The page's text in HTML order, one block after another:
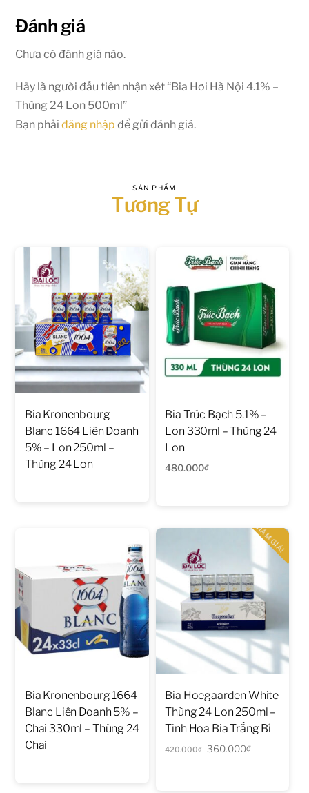
Đánh giá
Chưa có đánh giá nào.
Hãy là người đầu tiên nhận xét “Bia Hơi Hà Nội 4.1% –
Thùng 24 Lon 500ml”
Bạn phảiđăng nhập để gửi đánh giá.
SẢN PHẨM
Tương Tự
Bia Kronenbourg
Blanc 1664 Liên Doanh
5% – Lon 250ml –
Thùng 24 Lon
Bia Trúc Bạch 5.1% –
Lon 330ml – Thùng 24
Lon
480.000₫
Bia Kronenbourg 1664
Blanc Liên Doanh 5% –
Chai 330ml – Thùng 24
Chai
GIẢM GIÁ!
Bia Hoegaarden White
Thùng 24 Lon 250ml –
Tinh Hoa Bia Trắng Bỉ
420.000₫ Giá
360.000₫Giá